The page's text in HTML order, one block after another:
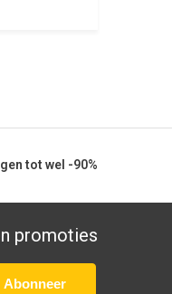
tot wel -90%
promoties
Abonneer